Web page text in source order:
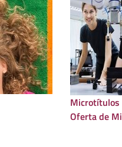
Microtítulos
Oferta de